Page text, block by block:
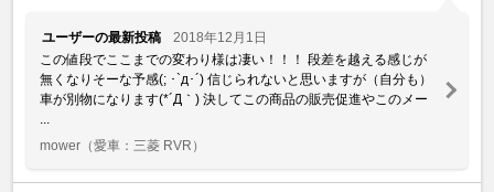
ユーザーの最新投稿
2018年12月1日
この値段でここまでの変わり様は凄い！！！ 段差を越える感じが
無くなりそーな予感(; ･`д･´) 信じられないと思いますが（自分も）
車が別物になります(*´Д｀) 決してこの商品の販売促進やこのメー
mower （愛車：三菱 RVR）